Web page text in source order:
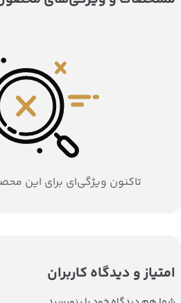
تاکنون ویژگی‌ای برای این
امتیاز و دیدگاه کاربران